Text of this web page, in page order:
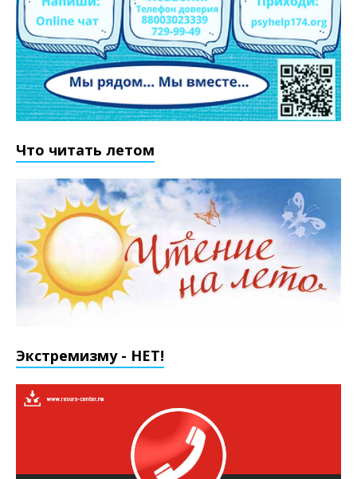
Что читать летом
Экстремизму - НЕТ!